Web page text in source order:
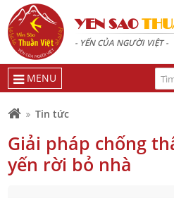
YEN SAO
- YẾN CỦA NGƯỜI VIỆT -
MENU
Tin tức
Giải pháp chống
yến rời bỏ nhà